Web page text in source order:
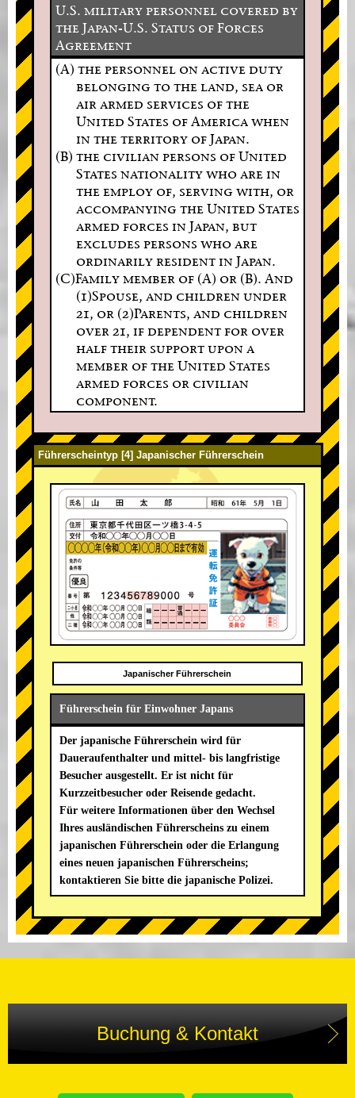
U.S. military personnel covered by
the Japan-U.S. Status of Forces
Agreement
(A) the personnel on active duty
belonging to the land, sea or
air armed services of the
United States of America when
in the territory of Japan.
(B) the civilian persons of United
States nationality who are in
the employ of, serving with, or
accompanying the United States
armed forces in Japan, but
excludes persons who are
ordinarily resident in Japan.
(C)Family member of (A) or (B). And
(1)Spouse, and children under
21, or (2)Parents, and children
over 21, if dependent for over
half their support upon a
member of the United States
armed forces or civilian
component.
Führerscheintyp [4] Japanischer Führerschein
Japanischer Führerschein
Führerschein für Einwohner Japans
Der japanische Führerschein wird für
Daueraufenthalter und mittel- bis langfristige
Besucher ausgestellt. Er ist nicht für
Kurzzeitbesucher oder Reisende gedacht.
Für weitere Informationen über den Wechsel
Ihres ausländischen Führerscheins zu einem
japanischen Führerschein oder die Erlangung
eines neuen japanischen Führerscheins;
kontaktieren Sie bitte die japanische Polizei.
Buchung & Kontakt